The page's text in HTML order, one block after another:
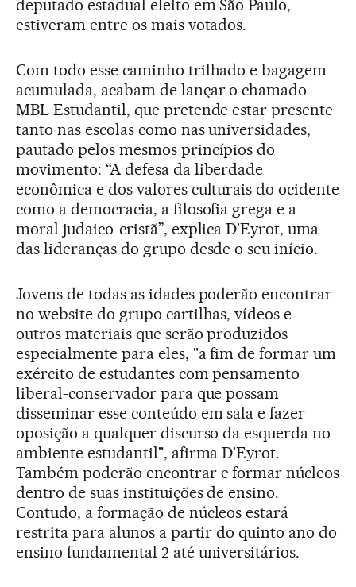
deputado estadual eleito em São Paulo,
estiveram entre os mais votados.
Com todo esse caminho trilhado e bagagem
acumulada, acabam de lançar o chamado
MBL Estudantil, que pretende estar presente
tanto nas escolas como nas universidades,
pautado pelos mesmos princípios do
movimento: “A defesa da liberdade
econômica e dos valores culturais do ocidente
como a democracia, a filosofia grega e a
moral judaico-cristã”, explica D'Eyrot, uma
das lideranças do grupo desde o seu início.
Jovens de todas as idades poderão encontrar
no website do grupo cartilhas, vídeos e
outros materiais que serão produzidos
especialmente para eles, "a fim de formar um
exército de estudantes com pensamento
liberal-conservador para que possam
disseminar esse conteúdo em sala e fazer
oposição a qualquer discurso da esquerda no
ambiente estudantil", afirma D'Eyrot.
Também poderão encontrar e formar núcleos
dentro de suas instituições de ensino.
Contudo, a formação de núcleos estará
restrita para alunos a partir do quinto ano do
ensino fundamental 2 até universitários.